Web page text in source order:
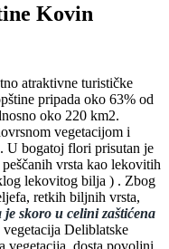
Kovin
atraktivne turističke
pripada oko 63% od
oko 220 km2.
vegetacijom i
U bogatoj flori prisutan je
vrsta kao lekovitih
lekovitog bilja ) . Zbog
retkih biljnih vrsta,
je skoro u celini zaštićena
Deliblatske
vegetacija, dosta povoljni